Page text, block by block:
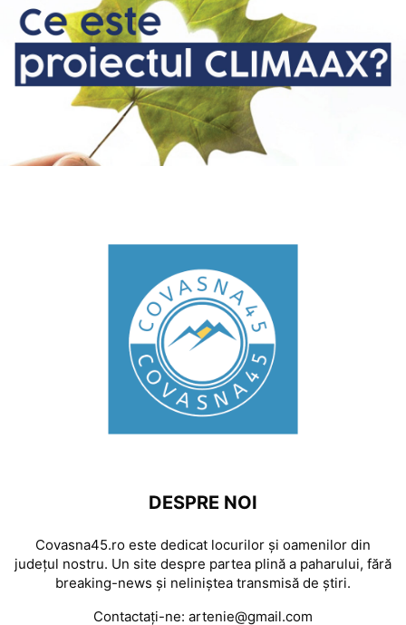
DESPRE NOI
Covasna45.ro este dedicat locurilor și oamenilor din
județul nostru. Un site despre partea plină a paharului, fără
breaking-news și neliniștea transmisă de știri.
Contactați-ne: artenie@gmail.com